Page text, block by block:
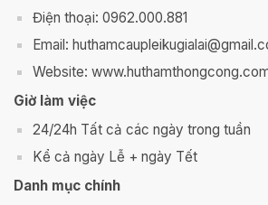
Điện thoại: 0962.000.881
Email:
Website:
Giờ làm việc
24/24h Tất cả các ngày trong tuần
Kể cả ngày Lễ + ngày Tết
Danh mục chính